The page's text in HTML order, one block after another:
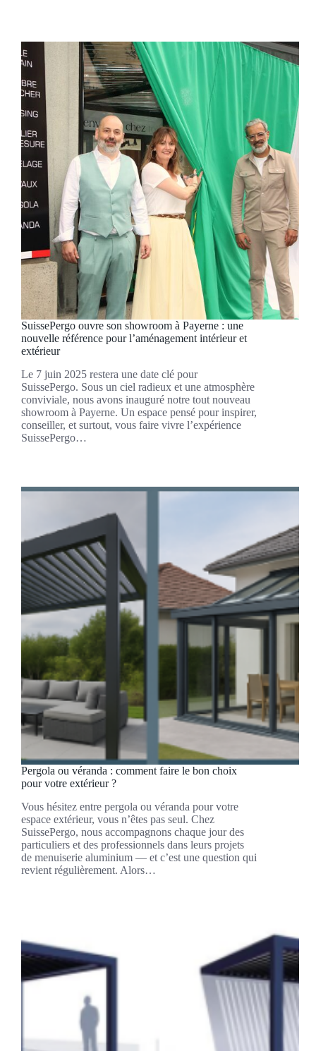
SuissePergo ouvre son showroom à Payerne : une
nouvelle référence pour l’aménagement intérieur et
extérieur
Le 7 juin 2025 restera une date clé pour
SuissePergo. Sous un ciel radieux et une atmosphère
conviviale, nous avons inauguré notre tout nouveau
showroom à Payerne. Un espace pensé pour inspirer,
conseiller, et surtout, vous faire vivre l’expérience
SuissePergo…
Pergola ou véranda : comment faire le bon choix
pour votre extérieur ?
Vous hésitez entre pergola ou véranda pour votre
espace extérieur, vous n’êtes pas seul. Chez
SuissePergo, nous accompagnons chaque jour des
particuliers et des professionnels dans leurs projets
de menuiserie aluminium — et c’est une question qui
revient régulièrement. Alors…